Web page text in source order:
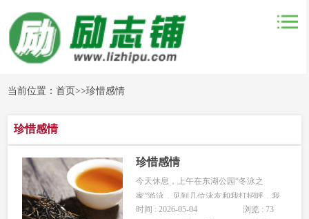
当前位置：首页>>珍惜感情
珍惜感情
珍惜感情
今天休息，上午在东湖公园“冬泳之
家”游泳，见到几位泳友和我打招呼，我
虽然很热情的做出回应，但却不认识人
时间 : 2026-05-04
浏览 : 73